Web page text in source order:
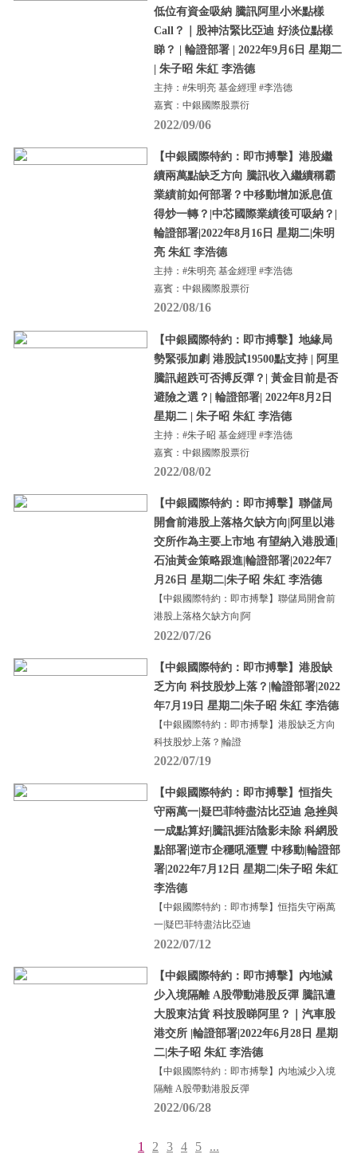
低位有資金吸納 騰訊阿里小米點樣
Call？｜股神沽緊比亞迪 好淡位點樣
睇？ | 輪證部署 | 2022年9月6日 星期二
| 朱子昭 朱紅 李浩德
主持：#朱明亮 基金經理 #李浩德
嘉賓：中銀國際股票衍
2022/09/06
【中銀國際特約：即市搏擊】港股繼
續兩萬點缺乏方向 騰訊收入繼續稱霸
業績前如何部署？中移動增加派息值
得炒一轉？|中芯國際業績後可吸納？|
輪證部署|2022年8月16日 星期二|朱明
亮 朱紅 李浩德
主持：#朱明亮 基金經理 #李浩德
嘉賓：中銀國際股票衍
2022/08/16
【中銀國際特約：即市搏擊】地緣局
勢緊張加劇 港股試19500點支持 | 阿里
騰訊超跌可否搏反彈？| 黃金目前是否
避險之選？| 輪證部署| 2022年8月2日
星期二 | 朱子昭 朱紅 李浩德
主持：#朱子昭 基金經理 #李浩德
嘉賓：中銀國際股票衍
2022/08/02
【中銀國際特約：即市搏擊】聯儲局
開會前港股上落格欠缺方向|阿里以港
交所作為主要上市地 有望納入港股通|
石油黃金策略跟進|輪證部署|2022年7
月26日 星期二|朱子昭 朱紅 李浩德
【中銀國際特約：即市搏擊】聯儲局開會前
港股上落格欠缺方向|阿
2022/07/26
【中銀國際特約：即市搏擊】港股缺
乏方向 科技股炒上落？|輪證部署|2022
年7月19日 星期二|朱子昭 朱紅 李浩德
【中銀國際特約：即市搏擊】港股缺乏方向
科技股炒上落？|輪證
2022/07/19
【中銀國際特約：即市搏擊】恒指失
守兩萬一|疑巴菲特盡沽比亞迪 急挫與
一成點算好|騰訊捱沽陰影未除 科網股
點部署|逆市企穩吼滙豐 中移動|輪證部
署|2022年7月12日 星期二|朱子昭 朱紅
李浩德
【中銀國際特約：即市搏擊】恒指失守兩萬
一|疑巴菲特盡沽比亞迪
2022/07/12
【中銀國際特約：即市搏擊】內地減
少入境隔離 A股帶動港股反彈 騰訊遭
大股東沽貨 科技股睇阿里？｜汽車股
港交所 |輪證部署|2022年6月28日 星期
二|朱子昭 朱紅 李浩德
【中銀國際特約：即市搏擊】內地減少入境
隔離 A股帶動港股反彈
2022/06/28
1 2 3 4 5 ...